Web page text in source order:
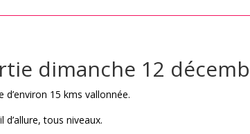
dimanche 12
d’environ 15 kms vallonnée.
d’allure, tous niveaux.